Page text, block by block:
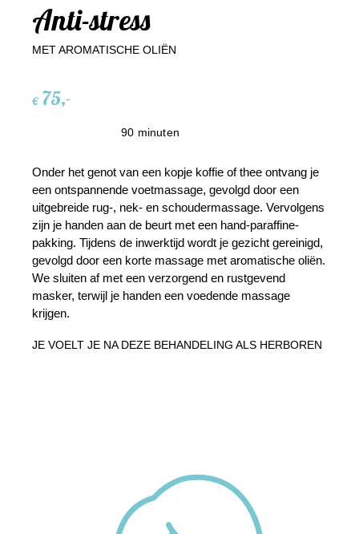
Anti-stress
MET AROMATISCHE OLIËN
€75,-
90 minuten
Onder het genot van een kopje koffie of thee ontvang je
een ontspannende voetmassage, gevolgd door een
uitgebreide rug-, nek- en schoudermassage. Vervolgens
zijn je handen aan de beurt met een hand-paraffine-
pakking. Tijdens de inwerktijd wordt je gezicht gereinigd,
gevolgd door een korte massage met aromatische oliën.
We sluiten af met een verzorgend en rustgevend
masker, terwijl je handen een voedende massage
krijgen.
JE VOELT JE NA DEZE BEHANDELING ALS HERBOREN